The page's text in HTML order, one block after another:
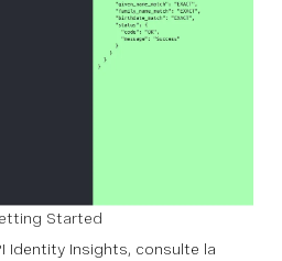
Started
Identity Insights, consulte la